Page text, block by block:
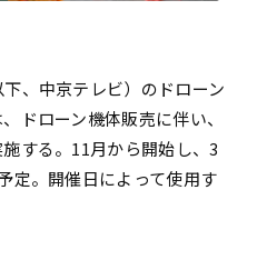
、中京テレビ）のドローン
ドローン機体販売に伴い、
する。11月から開始し、3
定。開催日によって使用す